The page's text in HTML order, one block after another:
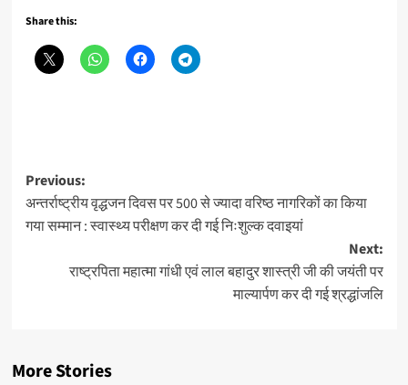
Share this:
Post
navigation
Previous:
अन्तर्राष्ट्रीय वृद्धजन दिवस पर 500 से ज्यादा वरिष्ठ नागरिकों का किया
गया सम्मान : स्वास्थ्य परीक्षण कर दी गई निःशुल्क दवाइयां
Next:
राष्ट्रपिता महात्मा गांधी एवं लाल बहादुर शास्त्री जी की जयंती पर
माल्यार्पण कर दी गई श्रद्धांजलि
More Stories